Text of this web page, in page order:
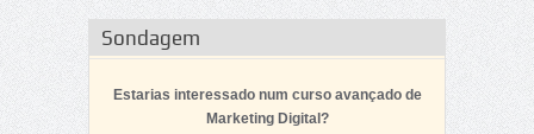
Sondagem
Estarias interessado num curso avançado de
Marketing Digital?